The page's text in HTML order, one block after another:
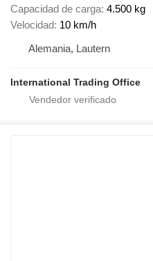
Capacidad de carga 4.500 kg
Velocidad 10 km/h
Alemania, Lautern
International Trading Office